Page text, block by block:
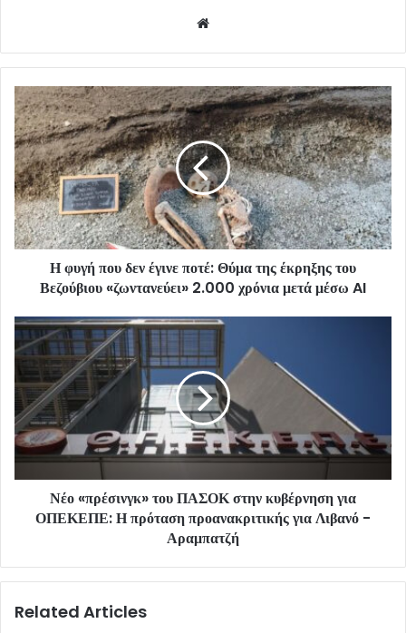
Η φυγή που δεν έγινε ποτέ: Θύμα της έκρηξης του
Βεζούβιου «ζωντανεύει» 2.000 χρόνια μετά μέσω AI
Νέο «πρέσινγκ» του ΠΑΣΟΚ στην κυβέρνηση για
ΟΠΕΚΕΠΕ: Η πρόταση προανακριτικής για Λιβανό -
Αραμπατζή
Related Articles